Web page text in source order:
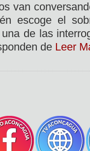
van
escoge el
de las
de Leer